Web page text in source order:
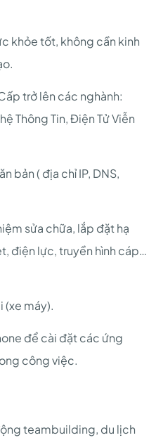
khỏe tốt, không cần kinh
trở lên các nghành:
Thông Tin, Điện Tử Viễn
bản ( địa chỉ IP, DNS,
sửa chữa, lắp đặt hạ
điện lực, truyền hình cáp…
(xe máy).
để cài đặt các ứng
công việc.
teambuilding, du lịch